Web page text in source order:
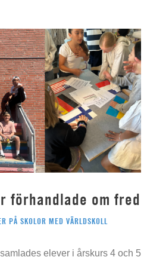
förhandlade om fred
PÅ SKOLOR MED VÄRLDSKOLL
elever i årskurs 4 och 5